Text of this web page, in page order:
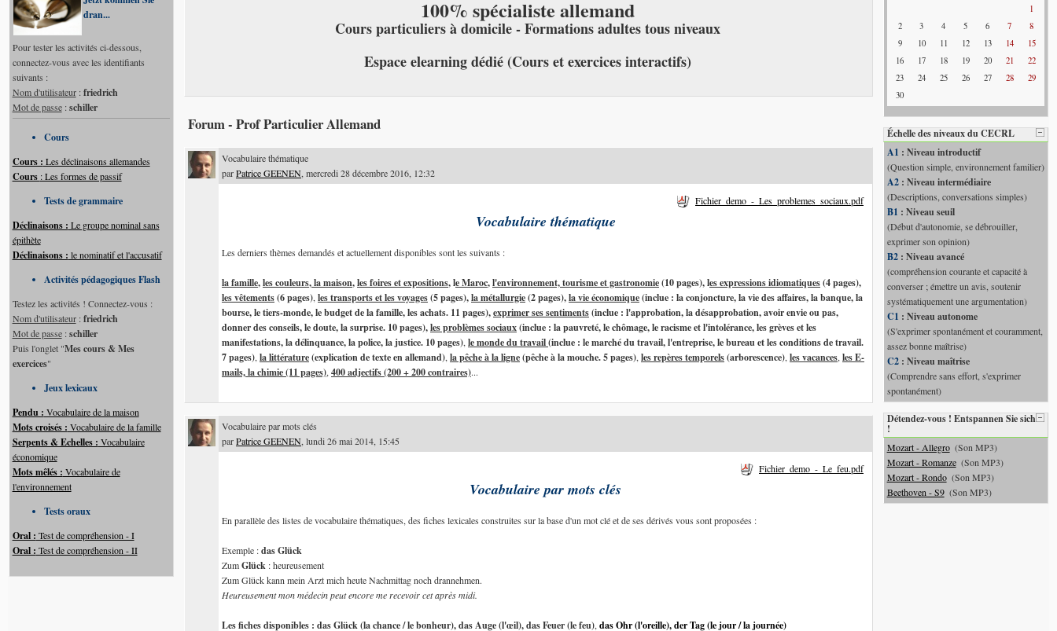
dran...
Pour tester les activités ci-dessous,
connectez-vous avec les identifiants
suivants :
Nom d'utilisateur:friedrich
Mot de passe:schiller
Cours
Cours : Les déclinaisons allemandes
Cours : Les formes de passif
Tests de grammaire
Déclinaisons : Le groupe nominal sans
épithète
Déclinaisons : le nominatif et l'accusatif
Activités pédagogiques Flash
Testez les activités ! Connectez-vous :
Nom d'utilisateur:friedrich
Mot de passe:schiller
Puis l'onglet "Mes cours & Mes
exercices"
Jeux lexicaux
Pendu : Vocabulaire de la maison
Mots croisés : Vocabulaire de la famille
Serpents & Echelles : Vocabulaire
économique
Mots mêlés : Vocabulaire de
l'environnement
Tests oraux
Oral : Test de compréhension - I
Oral : Test de compréhension - II
100% spécialiste allemand
Cours particuliers à domicile - Formations adultes tous niveaux
Espace elearning dédié (Cours et exercices interactifs)
Forum- Prof Particulier Allemand
Vocabulaire thématique
parPatrice GEENEN , mercredi 28 décembre 2016, 12:32
Fichier_demo_-_Les_problemes_sociaux.pdf
Vocabulaire thématique
Les derniers thèmes demandés et actuellement disponibles sont les suivants :
la famille,les couleurs,la maison,les foires et expositions, le Maroc,l'environnement,tourisme et gastronomie(10 pages),les expressions idiomatiques(4 pages),
les vêtements(6 pages),les transports et les voyages(5 pages),la métallurgie(2 pages),la vie économique(inclue : la conjoncture, la vie des affaires, la banque, la
bourse, le tiers-monde, le budget de la famille, les achats. 11 pages),exprimer ses sentiments(inclue : l'approbation, la désapprobation, avoir envie ou pas,
donner des conseils, le doute, la surprise. 10 pages),les problèmes sociaux(inclue : la pauvreté, le chômage, le racisme et l'intolérance, les grèves et les
manifestations, la délinquance, la police, la justice. 10 pages),le monde du travail(inclue : le marché du travail, l'entreprise, le bureau et les conditions de travail.
7 pages),la littérature(explication de texte en allemand),la pêche à la ligne(pêche à la mouche. 5 pages),les repères temporels(arborescence),les vacances,les E-
mails, la chimie (11 pages),400 adjectifs (200 + 200 contraires)...
Vocabulaire par mots clés
parPatrice GEENEN , lundi 26 mai 2014, 15:45
Fichier_demo_-_Le_feu.pdf
Vocabulaire par mots clés
En parallèle des listes de vocabulaire thématiques, des fiches lexicales construites sur la base d'un mot clé et de ses dérivés vous sont proposées :
Exemple :das Glück
ZumGlück : heureusement
Zum Glück kann mein Arzt mich heute Nachmittag noch drannehmen.
Heureusement mon médecin peut encore me recevoir cet après midi.
Les fiches disponibles : das Glück (la chance / le bonheur), das Auge (l'œil), das Feuer (le feu),das Ohr (l'oreille), der Tag (le jour / la journée)
1
2
3 4 5 6 7
8
9
10 11 12 13 14
15
16
17 18 19 20 21
22
23
24 25 26 27 28
29
30
Échelle des niveaux du CECRL
A1 : Niveau introductif
(Question simple, environnement familier)
A2 : Niveau intermédiaire
(Descriptions, conversations simples)
B1 : Niveau seuil
(Début d'autonomie, se débrouiller,
exprimer son opinion)
B2: Niveau avancé
(compréhension courante et capacité à
converser ; émettre un avis, soutenir
systématiquement une argumentation)
C1 : Niveau autonome
(S'exprimer spontanément et couramment,
assez bonne maîtrise)
C2: Niveau maîtrise
(Comprendre sans effort, s'exprimer
spontanément)
Détendez-vous ! Entspannen Sie sich
!
Mozart - Allegro (Son MP3)
Mozart - Romanze (Son MP3)
Mozart - Rondo (Son MP3)
Beethoven - S9 (Son MP3)